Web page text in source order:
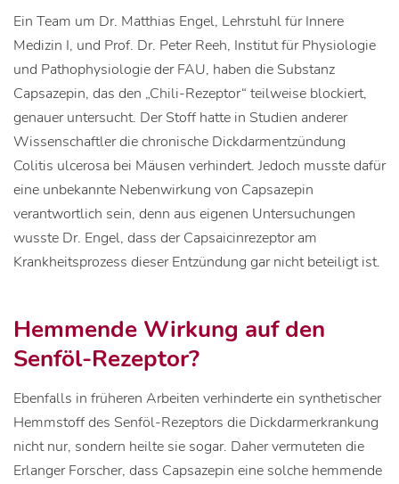
Ein Team um Dr. Matthias Engel, Lehrstuhl für Innere
Medizin I, und Prof. Dr. Peter Reeh, Institut für Physiologie
und Pathophysiologie der FAU, haben die Substanz
Capsazepin, das den „Chili-Rezeptor“ teilweise blockiert,
genauer untersucht. Der Stoff hatte in Studien anderer
Wissenschaftler die chronische Dickdarmentzündung
Colitis ulcerosa bei Mäusen verhindert. Jedoch musste dafür
eine unbekannte Nebenwirkung von Capsazepin
verantwortlich sein, denn aus eigenen Untersuchungen
wusste Dr. Engel, dass der Capsaicinrezeptor am
Krankheitsprozess dieser Entzündung gar nicht beteiligt ist.
Hemmende Wirkung auf den
Senföl-Rezeptor?
Ebenfalls in früheren Arbeiten verhinderte ein synthetischer
Hemmstoff des Senföl-Rezeptors die Dickdarmerkrankung
nicht nur, sondern heilte sie sogar. Daher vermuteten die
Erlanger Forscher, dass Capsazepin eine solche hemmende